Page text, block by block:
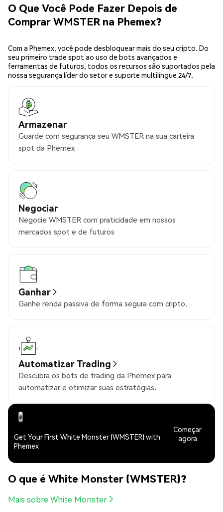
O Que Você Pode Fazer Depois de
Comprar WMSTER na Phemex?
Com a Phemex, você pode desbloquear mais do seu cripto. Do
seu primeiro trade spot ao uso de bots avançados e
ferramentas de futuros, todos os recursos são suportados pela
nossa segurança líder do setor e suporte multilíngue 24/7.
Armazenar
Guarde com segurança seu WMSTER na sua carteira
spot da Phemex
Negociar
Negocie WMSTER com praticidade em nossos
mercados spot e de futuros
Ganhar
Ganhe renda passiva de forma segura com cripto.
Automatizar Trading
Descubra os bots de trading da Phemex para
automatizar e otimizar suas estratégias.
Get Your First White Monster (WMSTER) with
Phemex
Começar
agora
O que é White Monster (WMSTER)?
Mais sobre White Monster